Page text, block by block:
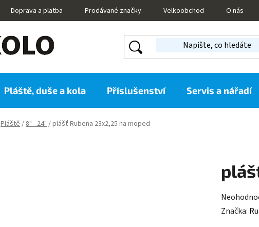
Doprava a platba Prodávané značky Velkoobchod O nás
Pláště, duše a kola Příslušenství Servis a nářadí
Pláště/8" - 24"/plášť Rubena 23x2,25 na moped
Průměrné
hodnocení
Značka: